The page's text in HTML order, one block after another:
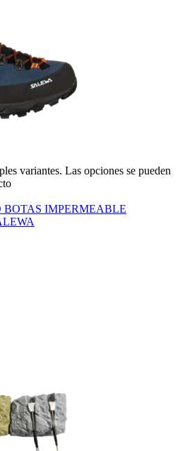
variantes. Las opciones se pueden
IMPERMEABLE